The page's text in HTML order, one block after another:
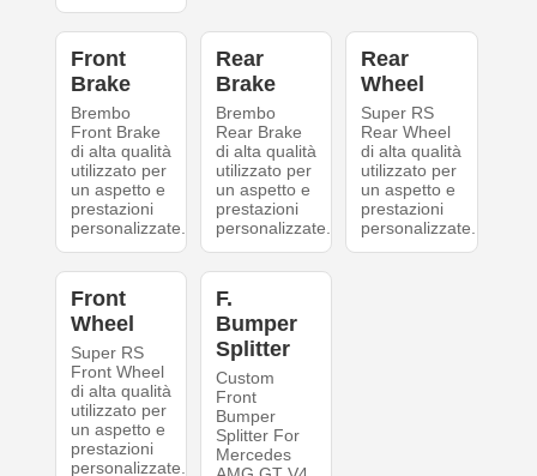
Front
Brake
Brembo
Front Brake
di alta qualità
utilizzato per
un aspetto e
prestazioni
personalizzate.
Rear
Brake
Brembo
Rear Brake
di alta qualità
utilizzato per
un aspetto e
prestazioni
personalizzate.
Rear
Wheel
Super RS
Rear Wheel
di alta qualità
utilizzato per
un aspetto e
prestazioni
personalizzate.
Front
Wheel
Super RS
Front Wheel
di alta qualità
utilizzato per
un aspetto e
prestazioni
personalizzate.
F.
Bumper
Splitter
Custom
Front
Bumper
Splitter For
Mercedes